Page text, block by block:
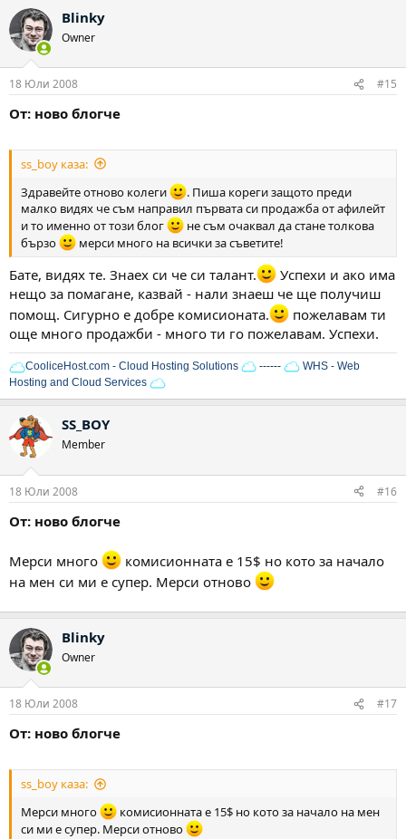
Blinky
Owner
18 Юли 2008 #15
От: ново блогче
ss_boy каза:
Здравейте отново колеги
. Пиша кореги защото преди
малко видях че съм направил първата си продажба от афилейт
и то именно от този блог
не съм очаквал да стане толкова
бързо
мерси много на всички за съветите!
Бате, видях те. Знаех си че си талант.
Успехи и ако има
нещо за помагане, казвай - нали знаеш че ще получиш
помощ. Сигурно е добре комисионата.
пожелавам ти
още много продажби - много ти го пожелавам. Успехи.
CooliceHost.com - Cloud Hosting Solutions ------
WHS - Web
Hosting and Cloud Services
SS_BOY
Member
18 Юли 2008 #16
От: ново блогче
Мерси много
комисионната е 15$ но кото за начало
на мен си ми е супер. Мерси отново
Blinky
Owner
18 Юли 2008 #17
От: ново блогче
ss_boy каза:
Мерси много
комисионната е 15$ но кото за начало на мен
си ми е супер. Мерси отново